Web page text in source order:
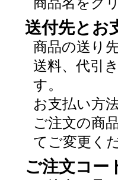
送付先とお
商品の送り
送料、代引
す。
お支払い方
ご注文の商
てご変更く
ご注文コー